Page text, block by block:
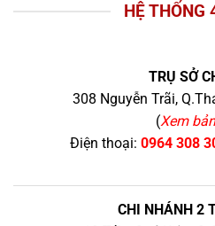
HỆ THỐNG
TRỤ SỞ
308 Nguyễn Trãi,
(Xem
Điện thoại: 0964 308
CHI NHÁNH 2